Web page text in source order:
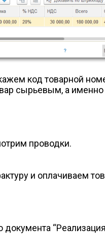
код товарной
сырьевым, а
проводки.
и оплачиваем